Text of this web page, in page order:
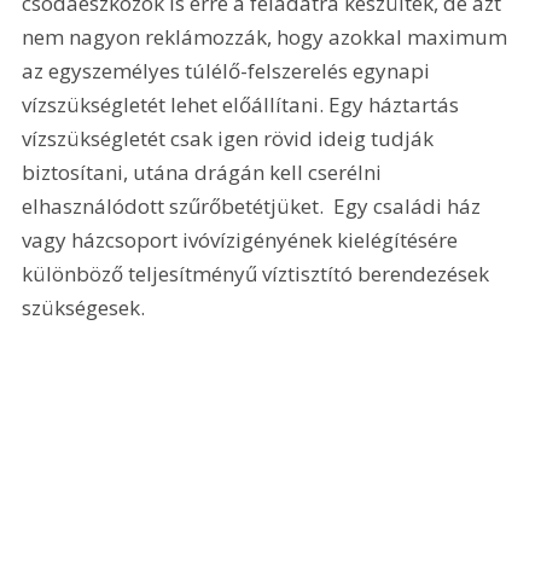
nem nagyon reklámozzák, hogy azokkal maximum
az egyszemélyes túlélő-felszerelés egynapi
vízszükségletét lehet előállítani. Egy háztartás
vízszükségletét csak igen rövid ideig tudják
biztosítani, utána drágán kell cserélni
elhasználódott szűrőbetétjüket.  Egy családi ház
vagy házcsoport ivóvízigényének kielégítésére
különböző teljesítményű víztisztító berendezések
szükségesek.